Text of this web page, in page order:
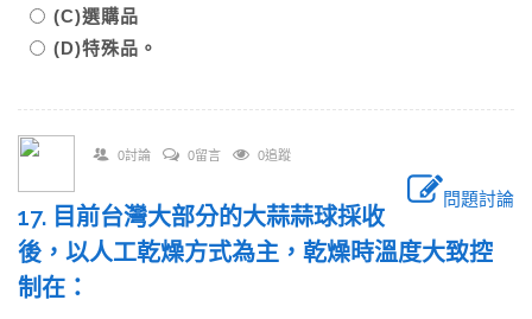
(C)選購品
(D)特殊品。
0討論 0留言 0追蹤
問題討論
17. 目前台灣大部分的大蒜蒜球採收
後，以人工乾燥方式為主，乾燥時溫度大致控
制在：